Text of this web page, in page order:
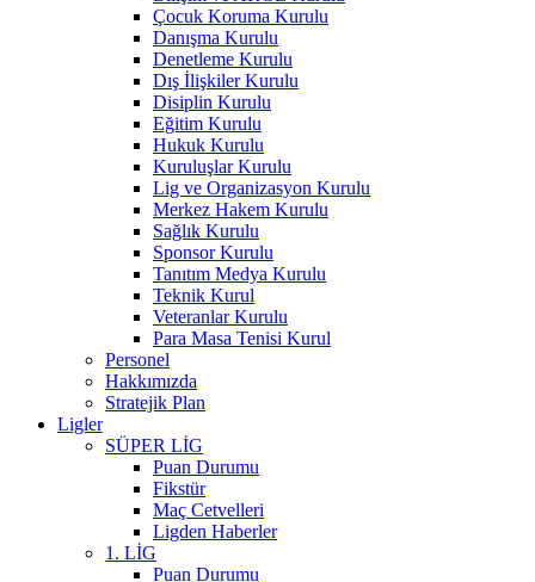
Çocuk Koruma Kurulu
Danışma Kurulu
Denetleme Kurulu
Dış İlişkiler Kurulu
Disiplin Kurulu
Eğitim Kurulu
Hukuk Kurulu
Kuruluşlar Kurulu
Lig ve Organizasyon Kurulu
Merkez Hakem Kurulu
Sağlık Kurulu
Sponsor Kurulu
Tanıtım Medya Kurulu
Teknik Kurul
Veteranlar Kurulu
Para Masa Tenisi Kurul
Personel
Hakkımızda
Stratejik Plan
Ligler
SÜPER LİG
Puan Durumu
Fikstür
Maç Cetvelleri
Ligden Haberler
1. LİG
Puan Durumu